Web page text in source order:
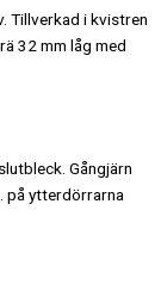
Tillverkad i kvistren
32 mm låg med
Gångjärn
på ytterdörrarna